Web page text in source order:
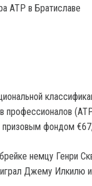
ATP в Братиславе
профессионалов
фондом
немцу Генри
Джему Илкилю